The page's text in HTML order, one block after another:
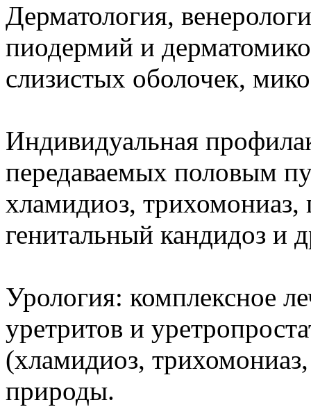
Дерматология,
пиодермий и
слизистых оболочек,
Индивидуальная
передаваемых половым
хламидиоз, трихомониаз,
генитальный кандидоз и
Урология: комплексное
уретритов и
(хламидиоз,
природы.